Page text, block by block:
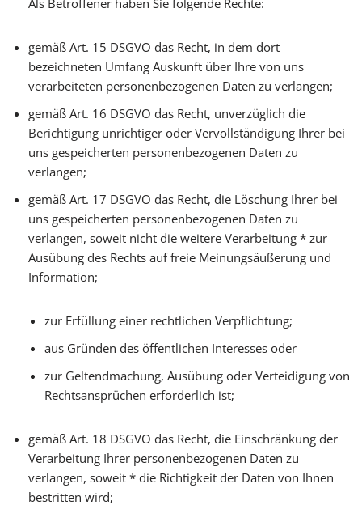
Als Betroffener haben Sie folgende Rechte:
gemäß Art. 15 DSGVO das Recht, in dem dort
bezeichneten Umfang Auskunft über Ihre von uns
verarbeiteten personenbezogenen Daten zu verlangen;
gemäß Art. 16 DSGVO das Recht, unverzüglich die
Berichtigung unrichtiger oder Vervollständigung Ihrer bei
uns gespeicherten personenbezogenen Daten zu
verlangen;
gemäß Art. 17 DSGVO das Recht, die Löschung Ihrer bei
uns gespeicherten personenbezogenen Daten zu
verlangen, soweit nicht die weitere Verarbeitung * zur
Ausübung des Rechts auf freie Meinungsäußerung und
Information;
zur Erfüllung einer rechtlichen Verpflichtung;
aus Gründen des öffentlichen Interesses oder
zur Geltendmachung, Ausübung oder Verteidigung von
Rechtsansprüchen erforderlich ist;
gemäß Art. 18 DSGVO das Recht, die Einschränkung der
Verarbeitung Ihrer personenbezogenen Daten zu
verlangen, soweit * die Richtigkeit der Daten von Ihnen
bestritten wird;